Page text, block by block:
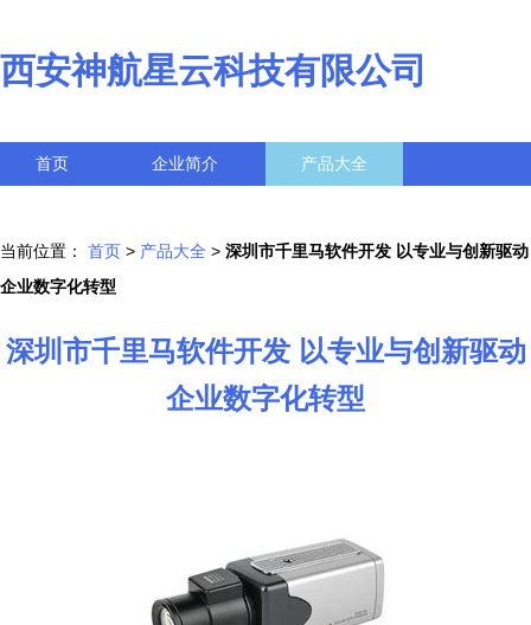
西安神航星云科技有限公司
首页 企业简介 产品大全
当前位置： 首页 > 产品大全 > 深圳市千里马软件开发 以专业与创新驱动
企业数字化转型
深圳市千里马软件开发 以专业与创新驱动
企业数字化转型